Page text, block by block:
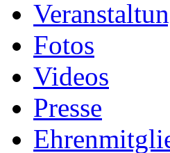
Fotos
Videos
Presse